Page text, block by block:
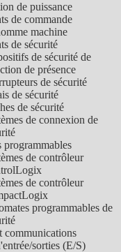
de puissance
de commande
machine
de sécurité
de sécurité de
de présence
de sécurité
de sécurité
de sécurité
de connexion de
programmables
de contrôleur
de contrôleur
programmables de
communications
sorties (E/S)